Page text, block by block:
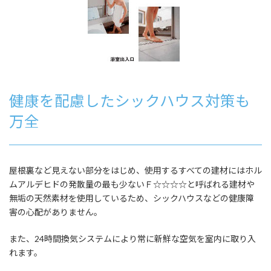
健康を配慮したシックハウス対策も
万全
屋根裏など見えない部分をはじめ、使用するすべての建材にはホル
ムアルデヒドの発散量の最も少ないＦ☆☆☆☆と呼ばれる建材や
無垢の天然素材を使用しているため、シックハウスなどの健康障
害の心配がありません。
また、24時間換気システムにより常に新鮮な空気を室内に取り入
れます。